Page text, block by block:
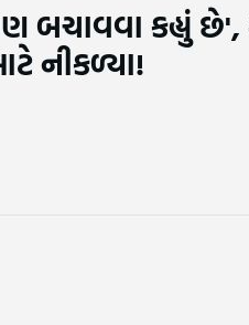
બચાવવા કહ્યું છે',
નીકળ્યા!